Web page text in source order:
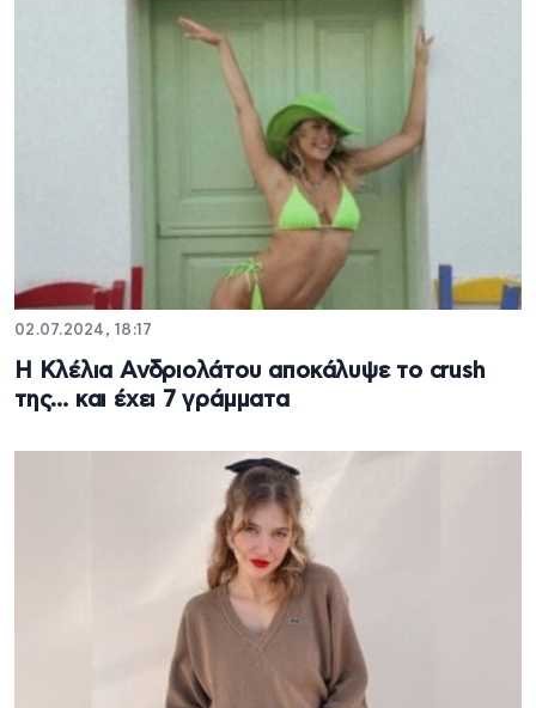
02.07.2024, 18:17
Η Κλέλια Ανδριολάτου αποκάλυψε το crush
της… και έχει 7 γράμματα